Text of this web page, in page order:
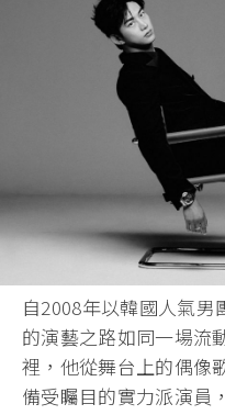
自2008年以韓國人氣
的演藝之路如同一場流
裡，他從舞台上的偶像
備受矚目的實力派演員